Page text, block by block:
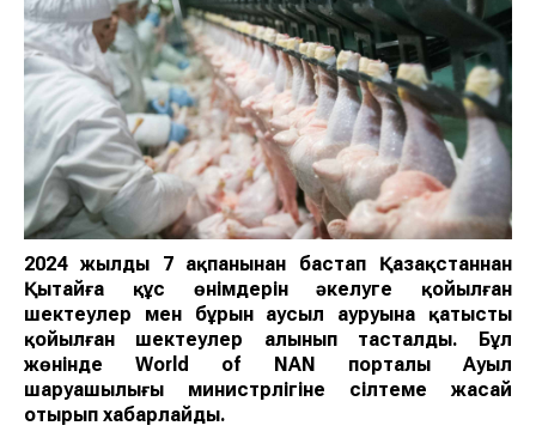
2024 жылдың 7 ақпанынан бастап Қазақстаннан
Қытайға құс өнімдерін әкелуге қойылған
шектеулер мен бұрын аусыл ауруына қатысты
қойылған шектеулер алынып тасталды. Бұл
жөнінде World of NAN порталы Ауыл
шаруашылығы министрлігіне сілтеме жасай
отырып хабарлайды.